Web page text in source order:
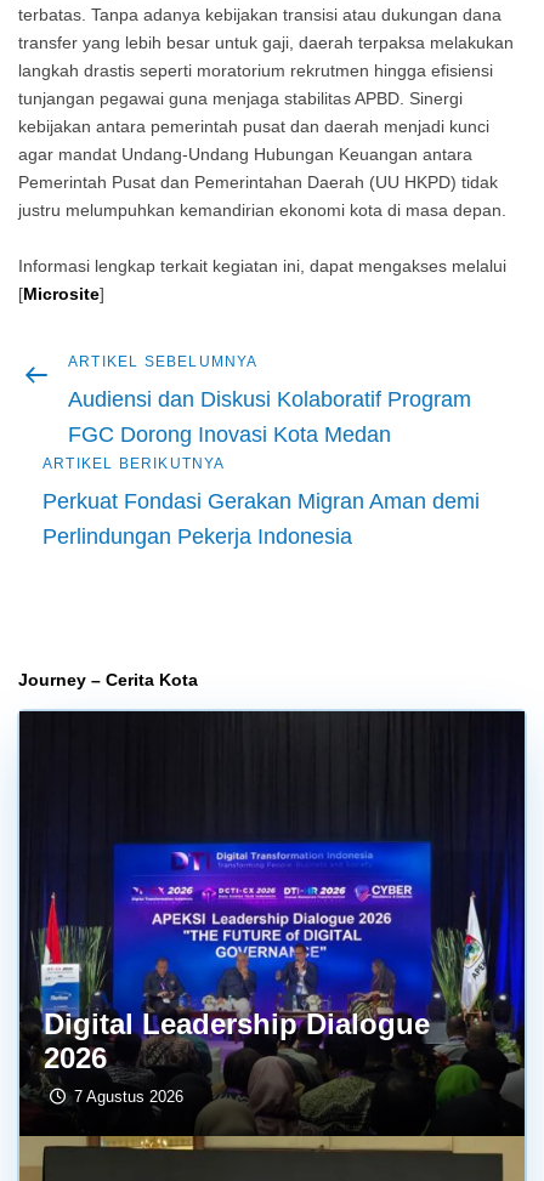
terbatas. Tanpa adanya kebijakan transisi atau dukungan dana
transfer yang lebih besar untuk gaji, daerah terpaksa melakukan
langkah drastis seperti moratorium rekrutmen hingga efisiensi
tunjangan pegawai guna menjaga stabilitas APBD. Sinergi
kebijakan antara pemerintah pusat dan daerah menjadi kunci
agar mandat Undang-Undang Hubungan Keuangan antara
Pemerintah Pusat dan Pemerintahan Daerah (UU HKPD) tidak
justru melumpuhkan kemandirian ekonomi kota di masa depan.
Informasi lengkap terkait kegiatan ini, dapat mengakses melalui
[Microsite]
Navigasi
pos
Artikel
sebelumnya
ARTIKEL SEBELUMNYA
Audiensi dan Diskusi Kolaboratif Program
FGC Dorong Inovasi Kota Medan
Artikel
berikutnya
ARTIKEL BERIKUTNYA
Perkuat Fondasi Gerakan Migran Aman demi
Perlindungan Pekerja Indonesia
Journey – Cerita Kota
Digital Leadership Dialogue
2026
7 Agustus 2026